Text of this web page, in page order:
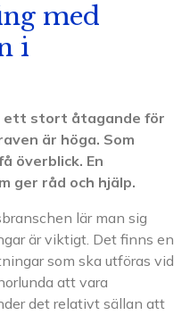
med
i
ett stort åtagande för
är höga. Som
överblick. En
ger råd och hjälp.
lär man sig
är viktigt. Det finns en
som ska utföras vid
att vara
det relativt sällan att